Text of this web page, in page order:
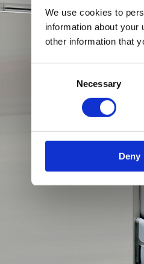
We use cookies to
information about
other information that
Necessary
Deny